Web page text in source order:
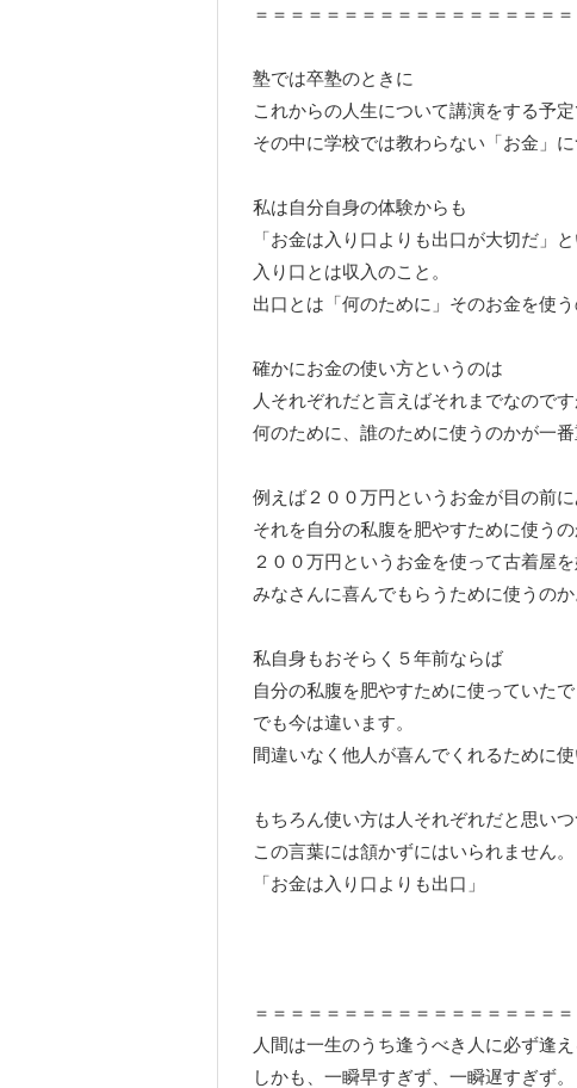
＝＝＝＝＝＝＝＝＝＝＝＝＝＝＝＝＝＝
塾では卒塾のときに
これからの人生について講演をする予定
その中に学校では教わらない「お金」に
私は自分自身の体験からも
「お金は入り口よりも出口が大切だ」
入り口とは収入のこと。
出口とは「何のために」そのお金を使う
確かにお金の使い方というのは
人それぞれだと言えばそれまでなので
何のために、誰のために使うのかが一
例えば２００万円というお金が目の前
それを自分の私腹を肥やすために使う
２００万円というお金を使って古着屋
みなさんに喜んでもらうために使うのか
私自身もおそらく５年前ならば
自分の私腹を肥やすために使っていたで
でも今は違います。
間違いなく他人が喜んでくれるために使
もちろん使い方は人それぞれだと思いつ
この言葉には頷かずにはいられません。
「お金は入り口よりも出口」
＝＝＝＝＝＝＝＝＝＝＝＝＝＝＝＝＝＝
人間は一生のうち逢うべき人に必ず逢え
しかも、一瞬早すぎず、一瞬遅すぎず。